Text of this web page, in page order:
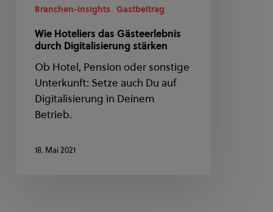
Branchen-Insights Gastbeitrag
Wie Hoteliers das Gästeerlebnis
durch Digitalisierung stärken
Ob Hotel, Pension oder sonstige
Unterkunft: Setze auch Du auf
Digitalisierung in Deinem
Betrieb.
18. Mai 2021